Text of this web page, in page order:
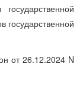
государственной
от 26.12.2024 N